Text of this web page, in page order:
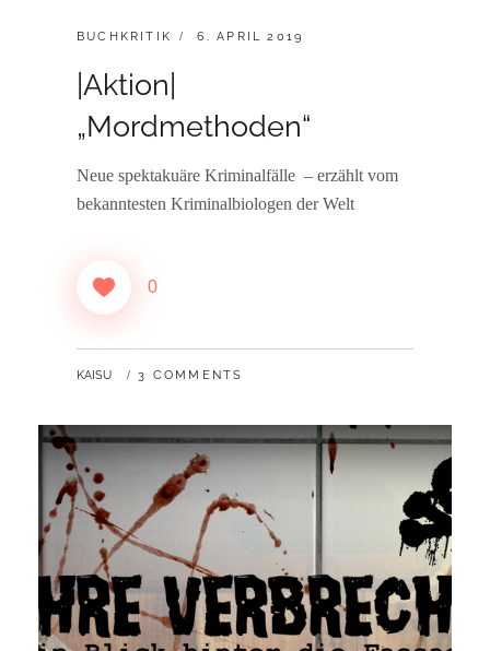
CATEGORIES:
BUCHKRITIK
POSTED
6. APRIL 2019
|Aktion|
„Mordmethoden“
Neue spektakuäre Kriminalfälle – erzählt vom
bekanntesten Kriminalbiologen der Welt
0
BY
KAISU 3 COMMENTS